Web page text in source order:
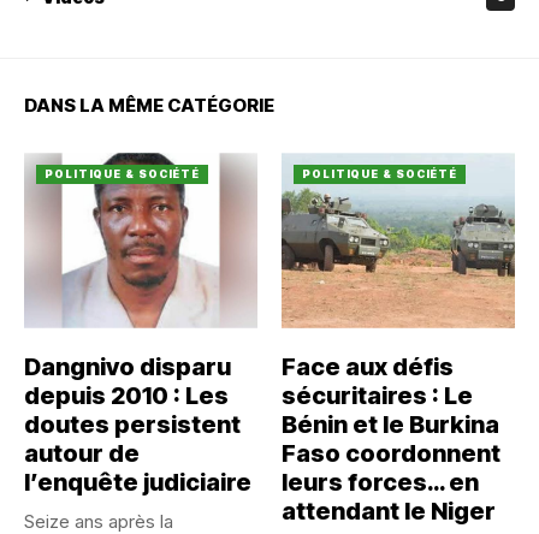
DANS LA MÊME CATÉGORIE
POLITIQUE & SOCIÉTÉ
Dangnivo disparu
depuis 2010 : Les
doutes persistent
autour de
l’enquête judiciaire
Seize ans après la
POLITIQUE & SOCIÉTÉ
Face aux défis
sécuritaires : Le
Bénin et le Burkina
Faso coordonnent
leurs forces… en
attendant le Niger